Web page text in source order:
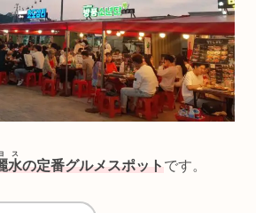
水
ス
の定番グルメスポットです。